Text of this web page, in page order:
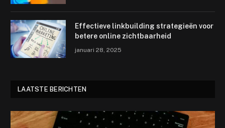
Effectieve linkbuilding strategieën voor
betere online zichtbaarheid
januari 28, 2025
LAATSTE BERICHTEN